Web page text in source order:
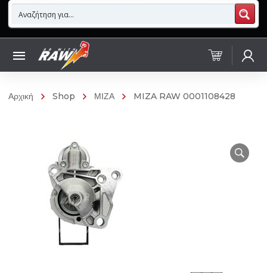
Αρχική Shop ΜΙΖΑ MIZA RAW 0001108428